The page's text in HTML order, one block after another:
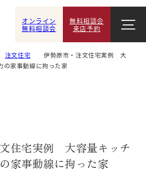
オンライン
無料相談会
無料相談会
来店予約
注文住宅
伊勢原市・注文住宅実例 大
の家事動線に拘った家
住宅実例 大容量キッチ
家事動線に拘った家